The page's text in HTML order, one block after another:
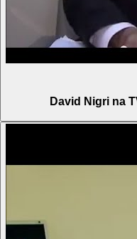
David Nigri na